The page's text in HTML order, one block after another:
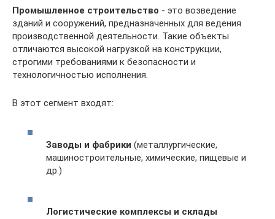
Промышленное строительство - это возведение
зданий и сооружений, предназначенных для ведения
производственной деятельности. Такие объекты
отличаются высокой нагрузкой на конструкции,
строгими требованиями к безопасности и
технологичностью исполнения.
В этот сегмент входят:
Заводы и фабрики (металлургические,
машиностроительные, химические, пищевые и
др.)
Логистические комплексы и склады